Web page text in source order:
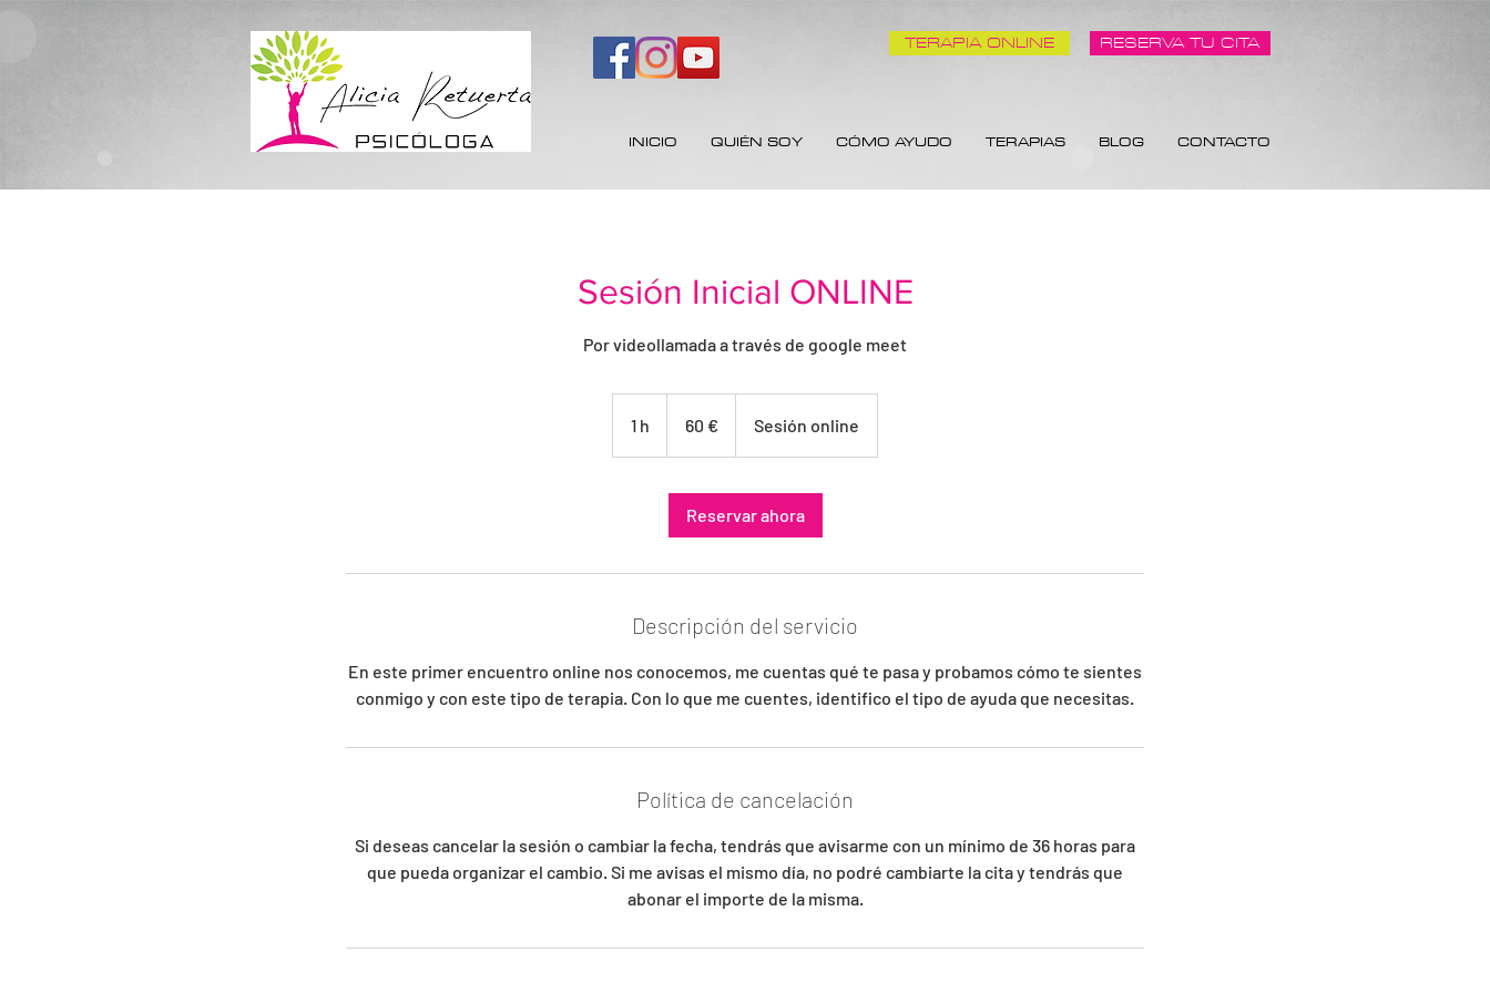
RESERVA TU CITA
INICIO QUIÉN SOY CÓMO AYUDO TERAPIAS BLOG CONTACTO
TERAPIA ONLINE
Sesión Inicial ONLINE
Por videollamada a través de google meet
1 h 60 € Sesión online
Reservar ahora
Descripción del servicio
En este primer encuentro online nos conocemos, me cuentas qué te pasa y probamos cómo te sientes
conmigo y con este tipo de terapia. Con lo que me cuentes, identifico el tipo de ayuda que necesitas.
Política de cancelación
Si deseas cancelar la sesión o cambiar la fecha, tendrás que avisarme con un mínimo de 36 horas para
que pueda organizar el cambio. Si me avisas el mismo día, no podré cambiarte la cita y tendrás que
abonar el importe de la misma.